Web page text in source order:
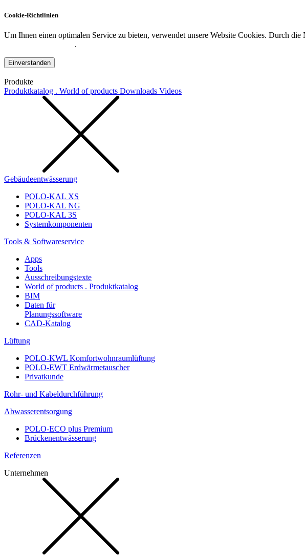
Cookie-Richtlinien
Um Ihnen einen optimalen Service zu bieten, verwendet unsere Website Cookies. Durch
.
Einverstanden
Produkte
Produktkatalog . World of products Downloads Videos
Gebäudeentwässerung
POLO-KAL XS
POLO-KAL NG
POLO-KAL 3S
Systemkomponenten
Tools & Softwareservice
Apps
Tools
Ausschreibungstexte
World of products . Produktkatalog
BIM
Daten für
Planungssoftware
CAD-Katalog
Lüftung
POLO-KWL Komfortwohnraumlüftung
POLO-EWT Erdwärmetauscher
Privatkunde
Rohr- und Kabeldurchführung
Abwasserentsorgung
POLO-ECO plus Premium
Brückenentwässerung
Referenzen
Unternehmen